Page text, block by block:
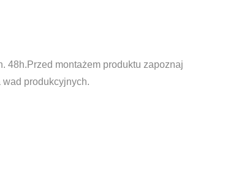
48h.Przed montażem produktu zapoznaj
produkcyjnych.